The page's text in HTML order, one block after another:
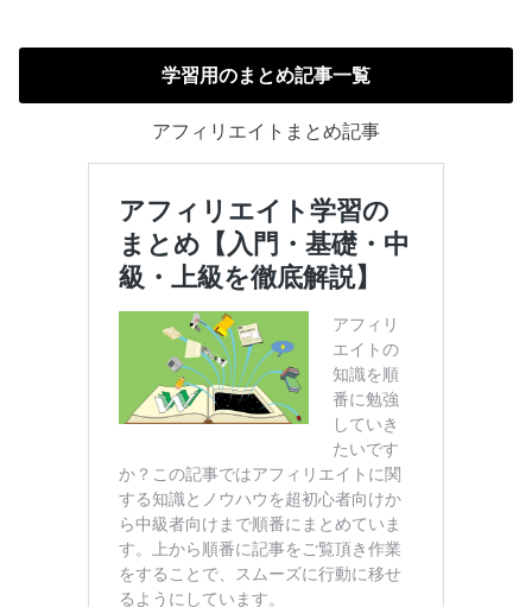
学習用のまとめ記事一覧
アフィリエイトまとめ記事